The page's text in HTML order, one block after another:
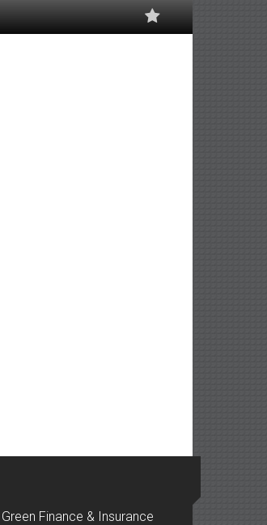
Green Finance & Insurance